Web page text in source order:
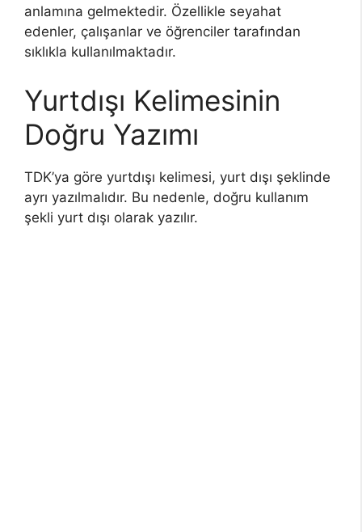
anlamına gelmektedir. Özellikle seyahat
edenler, çalışanlar ve öğrenciler tarafından
sıklıkla kullanılmaktadır.
Yurtdışı Kelimesinin
Doğru Yazımı
TDK’ya göre yurtdışı kelimesi, yurt dışı şeklinde
ayrı yazılmalıdır. Bu nedenle, doğru kullanım
şekli yurt dışı olarak yazılır.